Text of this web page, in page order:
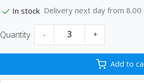
In stock Delivery next day from 8.00
Quantity - +
Add to